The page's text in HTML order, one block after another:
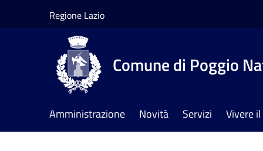
Regione Lazio
Comune di Poggio
Amministrazione Novità Servizi Vivere